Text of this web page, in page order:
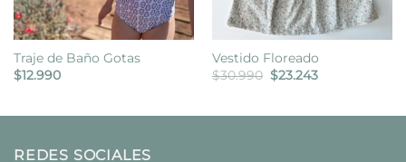
Traje de Baño Gotas
$12.990
Vestido Floreado
$30.990 El
precio
$23.243El
REDES SOCIALES